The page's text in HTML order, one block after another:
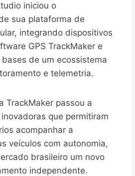
iniciou o
sua plataforma de
integrando dispositivos
GPS TrackMaker e
de um ecossistema
e telemetria.
TrackMaker passou a
que permitiram
acompanhar a
veículos com autonomia,
brasileiro um novo
independente.